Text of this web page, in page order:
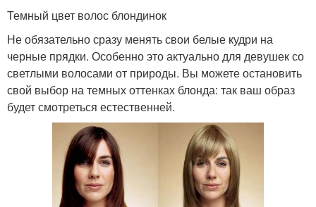
Темный цвет волос блондинок
Не обязательно сразу менять свои белые кудри на
черные прядки. Особенно это актуально для девушек со
светлыми волосами от природы. Вы можете остановить
свой выбор на темных оттенках блонда: так ваш образ
будет смотреться естественней.